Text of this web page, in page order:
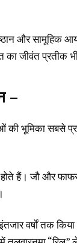
और सामूहिक
का जीवंत प्रतीक
–
की भूमिका सबसे
होते हैं। जौ और
वर्षों तक